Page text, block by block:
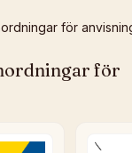
för
för